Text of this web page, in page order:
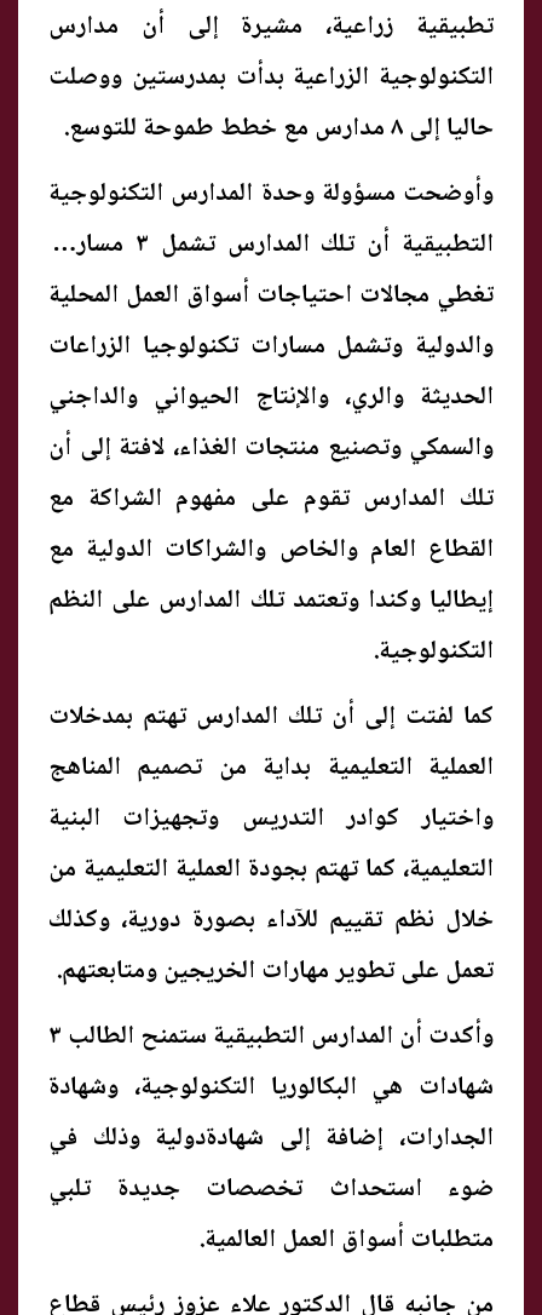
تطبيقية زراعية، مشيرة إلى أن مدارس
التكنولوجية الزراعية بدأت بمدرستين ووصلت
حاليا إلى ٨ مدارس مع خطط طموحة للتوسع.
وأوضحت مسؤولة وحدة المدارس التكنولوجية
التطبيقية أن تلك المدارس تشمل ٣ مسارات
تغطي مجالات احتياجات أسواق العمل المحلية
والدولية وتشمل مسارات تكنولوجيا الزراعات
الحديثة والري، والإنتاج الحيواني والداجني
والسمكي وتصنيع منتجات الغذاء، لافتة إلى أن
تلك المدارس تقوم على مفهوم الشراكة مع
القطاع العام والخاص والشراكات الدولية مع
إيطاليا وكندا وتعتمد تلك المدارس على النظم
التكنولوجية.
كما لفتت إلى أن تلك المدارس تهتم بمدخلات
العملية التعليمية بداية من تصميم المناهج
واختيار كوادر التدريس وتجهيزات البنية
التعليمية، كما تهتم بجودة العملية التعليمية من
خلال نظم تقييم للآداء بصورة دورية، وكذلك
تعمل على تطوير مهارات الخريجين ومتابعتهم.
وأكدت أن المدارس التطبيقية ستمنح الطالب ٣
شهادات هي البكالوريا التكنولوجية، وشهادة
الجدارات، إضافة إلى شهادةدولية وذلك في
ضوء استحداث تخصصات جديدة تلبي
متطلبات أسواق العمل العالمية.
من جانبه قال الدكتور علاء عزوز رئيس قطاع